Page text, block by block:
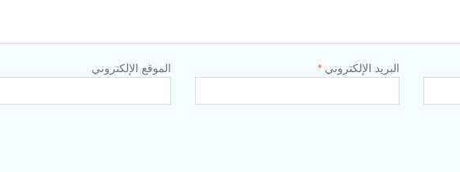
البريد الإلكتروني * الموقع الإلكتروني